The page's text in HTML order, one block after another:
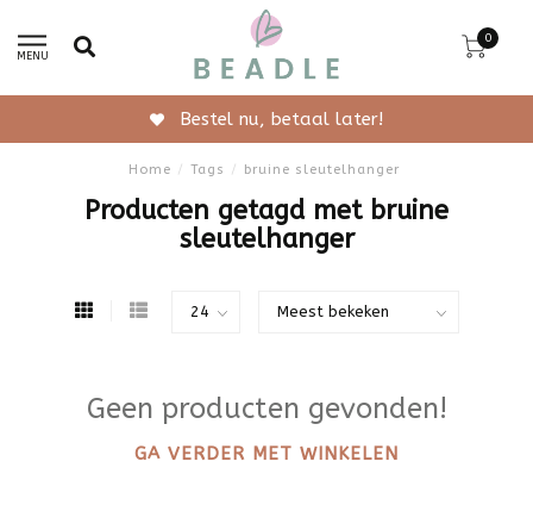
MENU
0
Bestel nu, betaal later!
Home / Tags / bruine sleutelhanger
Producten getagd met bruine
sleutelhanger
Geen producten gevonden!
GA VERDER MET WINKELEN